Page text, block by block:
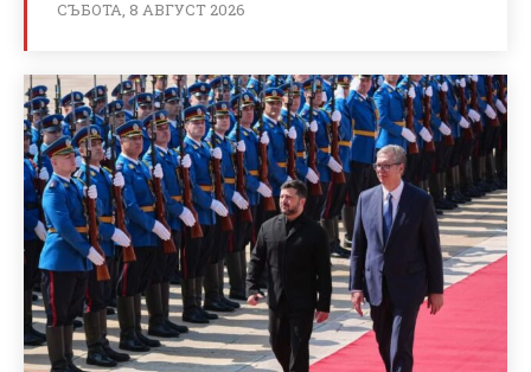
СЪБОТА, 8 АВГУСТ 2026